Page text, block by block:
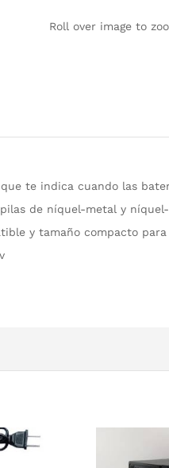
Roll over image to
que te indica cuando las
de níquel-metal y
y tamaño compacto